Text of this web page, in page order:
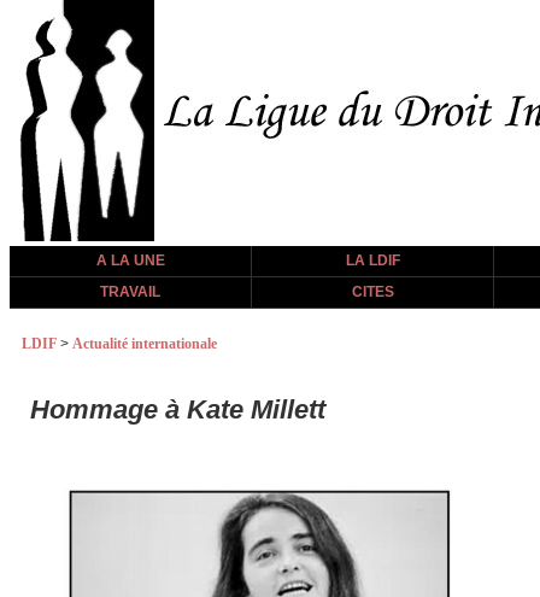
A LA UNE
LA LDIF
TRAVAIL
CITES
LDIF > Actualité internationale
Hommage à Kate Millett